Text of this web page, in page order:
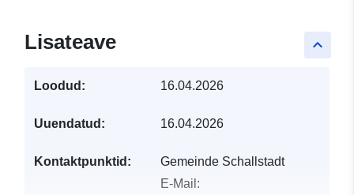
keyboard_arrow_up
Lisateave
Loodud: 16.04.2026
Uuendatud: 16.04.2026
Kontaktpunktid:
Gemeinde Schallstadt
E-Mail: